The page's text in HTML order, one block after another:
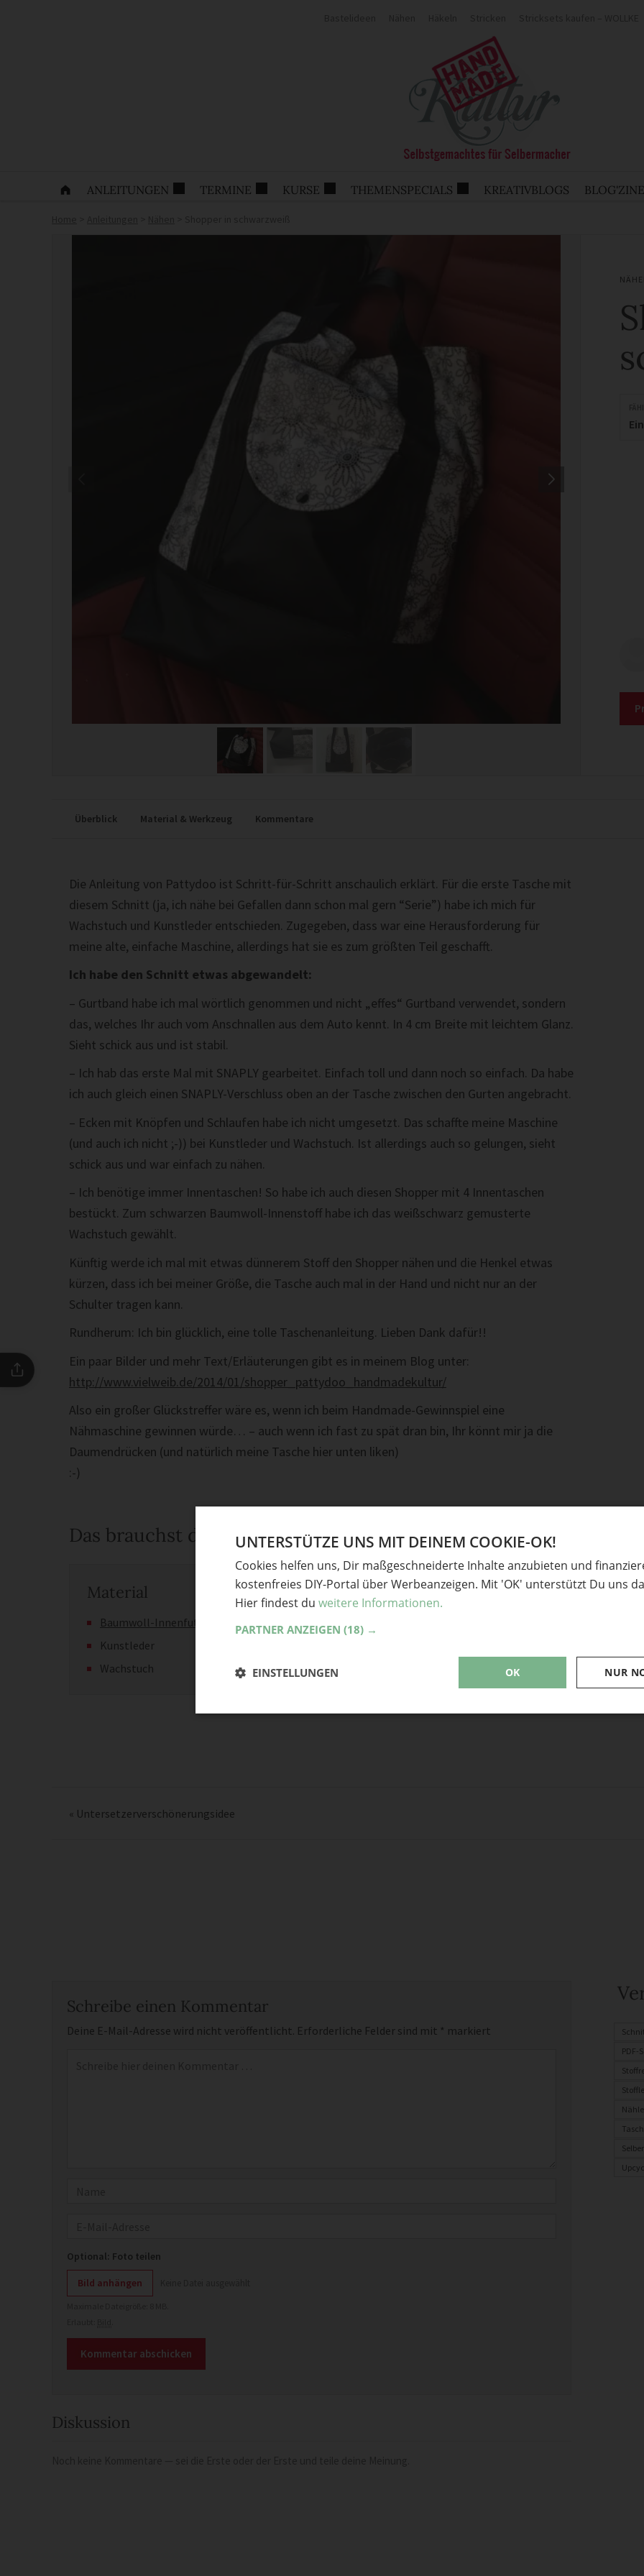
ANLEITUNGEN TERMINE KURSE THEMENSPECIALS KREATIVBLOGS BLOG'ZINE
Überblick Material & Werkzeug Kommentare
Die Anleitung von Pattydoo ist Schritt-für-Schritt anschaulich erklärt. Für die erste Tasche mit
diesem Schnitt (ja, ich nähe bei Gefallen dann schon mal gern “Serie”) habe ich mich für
Wachstuch und Kunstleder entschieden. Zugegeben, dass war eine Herausforderung für
meine alte, einfache Maschine, allerdings hat sie es zum größten Teil geschafft.
Ich habe den Schnitt etwas abgewandelt:
– Gurtband habe ich mal wörtlich genommen und nicht „effes“ Gurtband verwendet, sondern
das, welches Ihr auch vom Anschnallen aus dem Auto kennt. In 4 cm Breite mit leichtem Glanz.
Sieht schick aus und ist stabil.
– Ich hab das erste Mal mit SNAPLY gearbeitet. Einfach toll und dann noch so einfach. Da habe
ich auch gleich einen SNAPLY-Verschluss oben an der Tasche zwischen den Gurten angebracht.
– Ecken mit Knöpfen und Schlaufen habe ich nicht umgesetzt. Das schaffte meine Maschine
(und auch ich nicht ;-)) bei Kunstleder und Wachstuch. Ist allerdings auch so gelungen, sieht
schick aus und war einfach zu nähen.
– Ich benötige immer Innentaschen! So habe ich auch diesen Shopper mit 4 Innentaschen
bestückt. Zum schwarzen Baumwoll-Innenstoff habe ich das weißschwarz gemusterte
Wachstuch gewählt.
Künftig werde ich mal mit etwas dünnerem Stoff den Shopper nähen und die Henkel etwas
kürzen, dass ich bei meiner Größe, die Tasche auch mal in der Hand und nicht nur an der
Schulter tragen kann.
Rundherum: Ich bin glücklich, eine tolle Taschenanleitung. Lieben Dank dafür!!
Ein paar Bilder und mehr Text/Erläuterungen gibt es in meinem Blog unter:
http://www.vielweib.de/2014/01/shopper_pattydoo_handmadekultur/
Also ein großer Glückstreffer wäre es, wenn ich beim Handmade-Gewinnspiel eine
Nähmaschine gewinnen würde… – auch wenn ich fast zu spät dran bin, Ihr könnt mir ja die
Daumendrücken (und natürlich meine Tasche hier unten liken)
:-)
Das brauchst du
Material
Baumwoll-Innenfutter
Kunstleder
Wachstuch
Werkzeug
Nähmaschine
« Untersetzerverschönerungsidee
Schreibe einen Kommentar
Deine E-Mail-Adresse wird nicht veröffentlicht. Erforderliche Felder sind mit * markiert
Optional: Foto teilen
Bild anhängen
Diskussion
PDF-
UNTERSTÜTZE UNS MIT DEINEM COOKIE-OK!
Cookies helfen uns, Dir maßgeschneiderte Inhalte anzubieten und
kostenfreies DIY-Portal über Werbeanzeigen. Mit 'OK' unterstützt Du uns
Hier findest du weitere Informationen.
PARTNER ANZEIGEN (18) →
OK NUR
EINSTELLUNGEN